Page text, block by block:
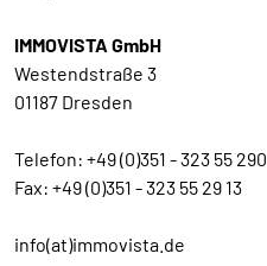
IMMOVISTA GmbH
Westendstraße 3
01187 Dresden
Telefon: +49 (0)351 - 323 55 290
Fax: +49 (0)351 - 323 55 29 13
info(at)immovista.de